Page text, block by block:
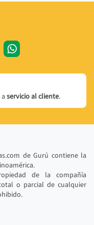
servicio al cliente.
de Gurú contiene la
de la compañía
o parcial de cualquier